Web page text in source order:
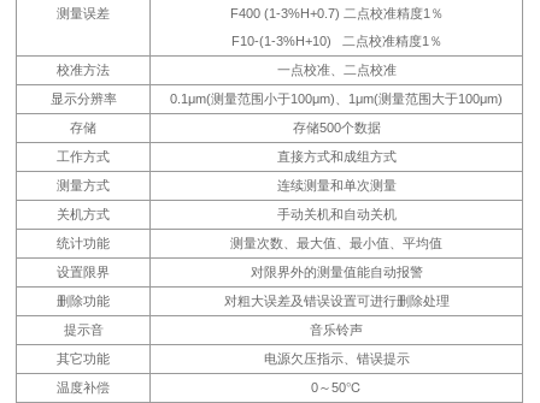
测量误差
F400 (1-3%H+0.7) 二点校准精度1％
F10-(1-3%H+10) 二点校准精度1％
校准方法
一点校准、二点校准
显示分辨率
0.1μm(测量范围小于100μm)、1μm(测量范围大于100μm)
存储
存储500个数据
工作方式
直接方式和成组方式
测量方式
连续测量和单次测量
关机方式
手动关机和自动关机
统计功能
测量次数、最大值、最小值、平均值
设置限界
对限界外的测量值能自动报警
删除功能
对粗大误差及错误设置可进行删除处理
提示音
音乐铃声
其它功能
电源欠压指示、错误提示
温度补偿
0～50℃